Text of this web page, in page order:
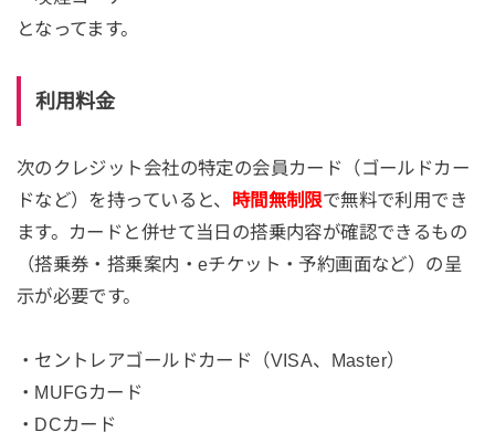
となってます。
利用料金
次のクレジット会社の特定の会員カード（ゴールドカー
ドなど）を持っていると、 時間無制限で無料で利用でき
ます。カードと併せて当日の搭乗内容が確認できるもの
（搭乗券・搭乗案内・eチケット・予約画面など）の呈
示が必要です。
・セントレアゴールドカード（VISA、Master）
・MUFGカード
・DCカード